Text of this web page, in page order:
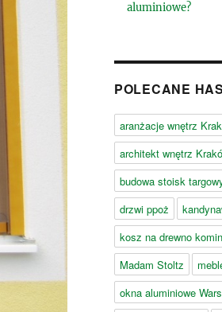
aluminiowe?
POLECANE
aranżacje wnętrz
architekt wnętrz
budowa stoisk
drzwi ppoż
kosz na drewno
Madam Stoltz
okna aluminiowe